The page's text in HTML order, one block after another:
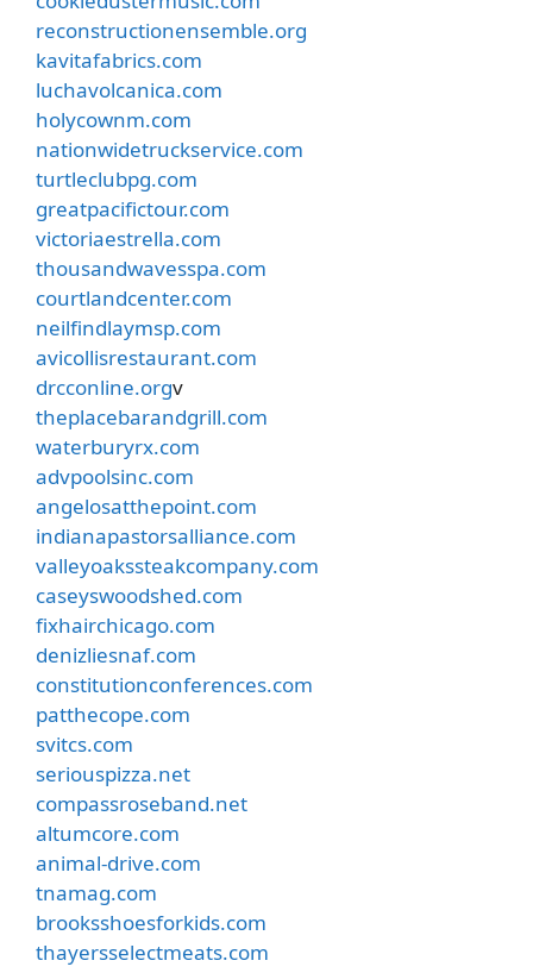
reconstructionensemble.org
kavitafabrics.com
luchavolcanica.com
holycownm.com
nationwidetruckservice.com
turtleclubpg.com
greatpacifictour.com
victoriaestrella.com
thousandwavesspa.com
courtlandcenter.com
neilfindlaymsp.com
avicollisrestaurant.com
drcconline.orgv
theplacebarandgrill.com
waterburyrx.com
advpoolsinc.com
angelosatthepoint.com
indianapastorsalliance.com
valleyoakssteakcompany.com
caseyswoodshed.com
fixhairchicago.com
denizliesnaf.com
constitutionconferences.com
patthecope.com
svitcs.com
seriouspizza.net
compassroseband.net
altumcore.com
animal-drive.com
tnamag.com
brooksshoesforkids.com
thayersselectmeats.com